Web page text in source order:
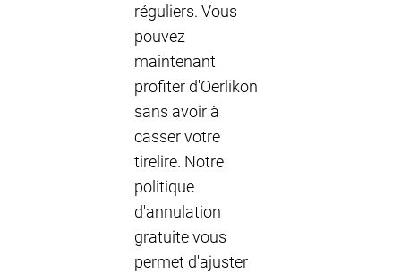
réguliers. Vous
pouvez
maintenant
profiter d'Oerlikon
sans avoir à
casser votre
tirelire. Notre
politique
d'annulation
gratuite vous
permet d'ajuster